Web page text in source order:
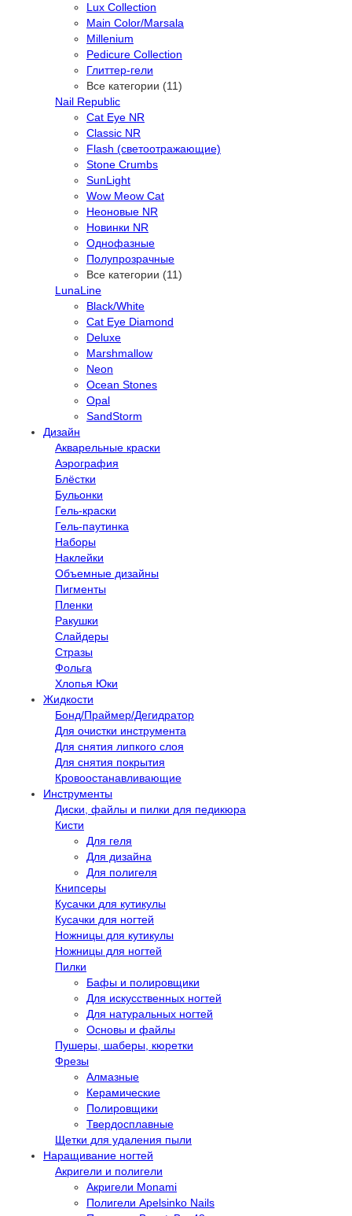
Lux Collection
Main Color/Marsala
Millenium
Pedicure Collection
Глиттер-гели
Все категории (11)
Nail Republic
Cat Eye NR
Classic NR
Flash (светоотражающие)
Stone Crumbs
SunLight
Wow Meow Cat
Неоновые NR
Новинки NR
Однофазные
Полупрозрачные
Все категории (11)
LunaLine
Black/White
Cat Eye Diamond
Deluxe
Marshmallow
Neon
Ocean Stones
Opal
SandStorm
Дизайн
Акварельные краски
Аэрография
Блёстки
Бульонки
Гель-краски
Гель-паутинка
Наборы
Наклейки
Объемные дизайны
Пигменты
Пленки
Ракушки
Слайдеры
Стразы
Фольга
Хлопья Юки
Жидкости
Бонд/Праймер/Дегидратор
Для очистки инструмента
Для снятия липкого слоя
Для снятия покрытия
Кровоостанавливающие
Инструменты
Диски, файлы и пилки для педикюра
Кисти
Для геля
Для дизайна
Для полигеля
Книпсеры
Кусачки для кутикулы
Кусачки для ногтей
Ножницы для кутикулы
Ножницы для ногтей
Пилки
Бафы и полировщики
Для искусственных ногтей
Для натуральных ногтей
Основы и файлы
Пушеры, шаберы, кюретки
Фрезы
Алмазные
Керамические
Полировщики
Твердосплавные
Щетки для удаления пыли
Наращивание ногтей
Акригели и полигели
Акригели Monami
Полигели Apelsinko Nails